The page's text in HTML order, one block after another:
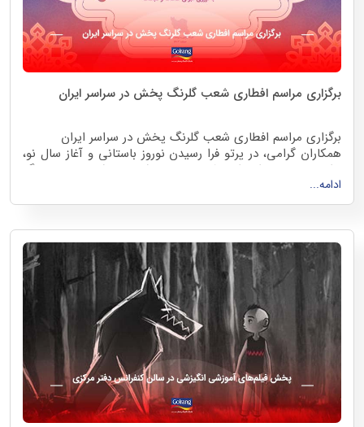
برگزاری مراسم افطاری شعب گلرنگ پخش در سراسر ایران
برگزاری مراسم افطاری شعب گلرنگ پخش در سراسر ایران
همکاران گرامی، در پرتو فرا رسیدن نوروز باستانی و آغاز سال نو،
برایتان سالی سراسر از موفقیت‌های بی‌شمار، خوشبختی‌های بزرگ
و لحظه‌های ماندگار آرزومندیم. امید است در این سال نو، شاهد
تحقق اهداف گروهی و فردی خود در محیط کاری باشیم و هر چه
باشد که در این روزها خاطراتی خوش را در ذهن تک تک شما
عزیزان در سراسر ایران ساخته و سالی پر از مهر و شادی را آغاز
کنید
ادامه...